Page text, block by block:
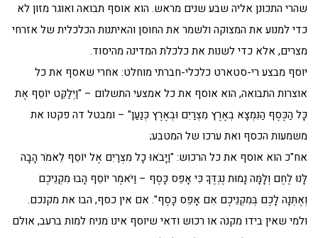
שהרי התכונן אליה שבע שנים מראש. הוא אוסף תבואה ואוגר מזון לא
כדי למנוע את המצוקה ולשמר את החוסן והאיתנות הכלכלית של אזרחי
מצרים, אלא כדי לשנות את כלכלת המדינה מהיסוד.
יוסף מבצע רי-סטארט כלכלי-חברתי מוחלט: אחרי שאסף את כל
אוצרות התבואה, הוא אוסף את כל אמצעי התשלום – "וַיְלַקֵּט יוֹסֵף אֶת
כָּל הַכֶּסֶף הַנִּמְצָא בְאֶרֶץ מִצְרַיִם וּבְאֶרֶץ כְּנַעַן" – ומבטל דה פקטו את
משמעות הכסף ואת ערכו של המטבע;
אח"כ הוא אוסף את כל הרכוש: "וַיָּבֹאוּ כָל מִצְרַיִם אֶל יוֹסֵף לֵאמֹר הָבָה
לָּנוּ לֶחֶם וְלָמָּה נָמוּת נֶגְדֶּךָ כִּי אָפֵס כָּסֶף – וַיֹּאמֶר יוֹסֵף הָבוּ מִקְנֵיכֶם
וְאֶתְּנָה לָכֶם בְּמִקְנֵיכֶם אִם אָפֵס כָּסֶף". אם אין כסף, הבו את מקנכם.
ולמי שאין בידו מקנה או רכוש ודאי שיוסף אינו מניח למות ברעב, אולם